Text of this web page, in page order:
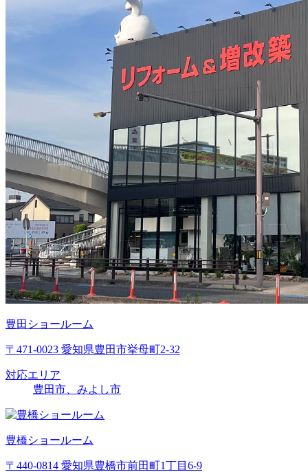
豊田ショールーム
〒471-0023 愛知県豊田市挙母町2-32
対応エリア
豊田市、みよし市
豊橋ショールーム
〒440-0814 愛知県豊橋市前田町1丁目6-9